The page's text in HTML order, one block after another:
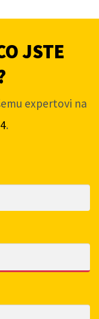
JSTE
expertovi na
.